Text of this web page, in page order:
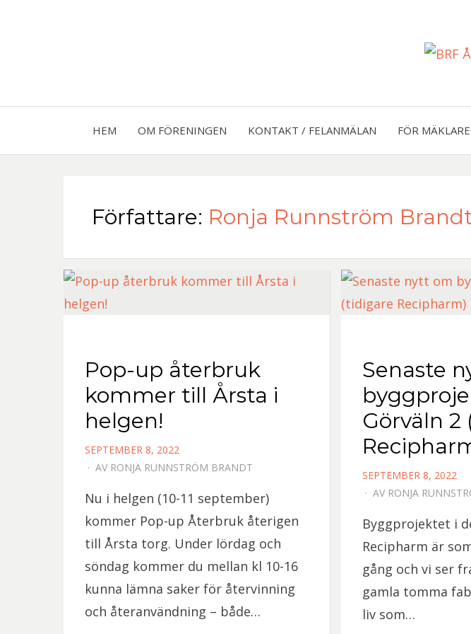
HEM OM FÖRENINGEN KONTAKT / FELANMÄLAN FÖR MÄKLARE
Författare: Ronja Runnström
Pop-up återbruk
kommer till Årsta i
helgen!
PUBLICERAD
DEN
SEPTEMBER 8, 2022
AV RONJA RUNNSTRÖM BRANDT
Nu i helgen (10-11 september)
kommer Pop-up Återbruk återigen
till Årsta torg. Under lördag och
söndag kommer du mellan kl 10-16
kunna lämna saker för återvinning
och återanvändning – både…
Senaste
Görväln 2
PUBLICERAD
DEN
SEPTEMBER 8, 2022
AV RONJA
Byggprojektet i
Recipharm är
gång och vi ser
gamla tomma
liv som…